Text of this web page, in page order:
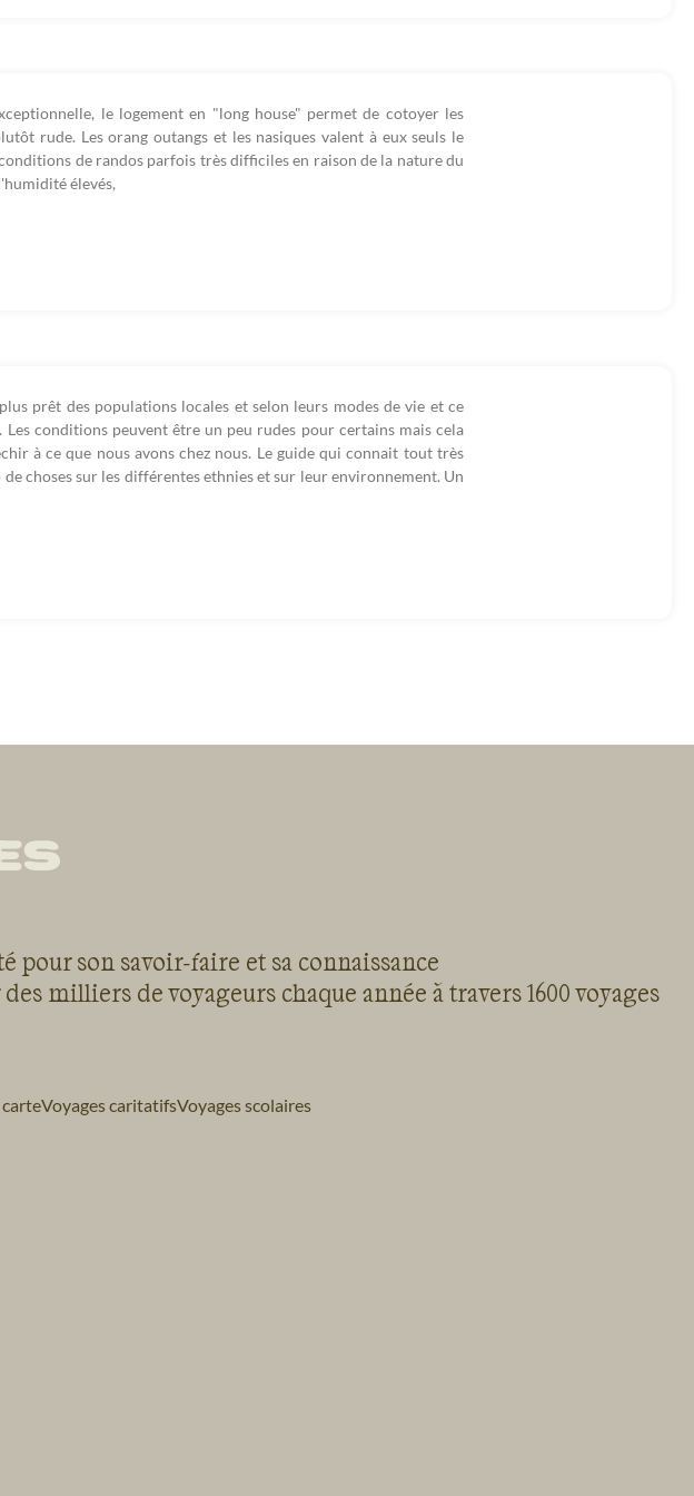
le logement en "long house" permet de cotoyer les
rude. Les orang outangs et les nasiques valent à eux seuls le
de randos parfois très difficiles en raison de la nature du
élevés,
prêt des populations locales et selon leurs modes de vie et ce
conditions peuvent être un peu rudes pour certains mais cela
à ce que nous avons chez nous. Le guide qui connait tout très
choses sur les différentes ethnies et sur leur environnement. Un
pour son savoir-faire et sa connaissance
milliers de voyageurs chaque année à travers 1600 voyages
carteVoyages caritatifsVoyages scolaires